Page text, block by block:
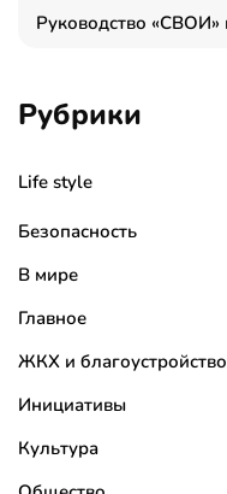
Рубрики
Life style
Безопасность
В мире
Главное
ЖКХ и благоустройство
Инициативы
Культура